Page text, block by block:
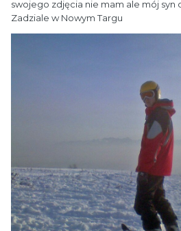
swojego zdjęcia nie mam ale mój syn
Zadziale w Nowym Targu